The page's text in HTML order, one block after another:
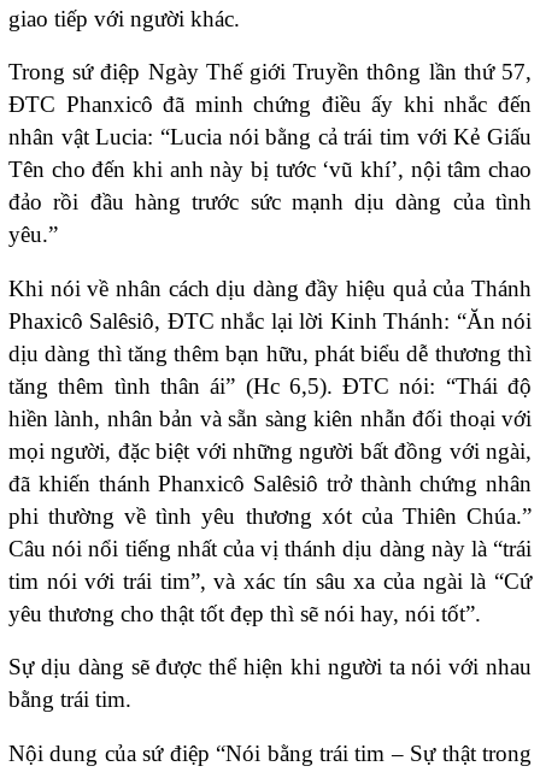
giao tiếp với người khác.
Trong sứ điệp Ngày Thế giới Truyền thông lần thứ 57,
ĐTC Phanxicô đã minh chứng điều ấy khi nhắc đến
nhân vật Lucia: “Lucia nói bằng cả trái tim với Kẻ Giấu
Tên cho đến khi anh này bị tước ‘vũ khí’, nội tâm chao
đảo rồi đầu hàng trước sức mạnh dịu dàng của tình
yêu.”
Khi nói về nhân cách dịu dàng đầy hiệu quả của Thánh
Phaxicô Salêsiô, ĐTC nhắc lại lời Kinh Thánh: “Ăn nói
dịu dàng thì tăng thêm bạn hữu, phát biểu dễ thương thì
tăng thêm tình thân ái” (Hc 6,5). ĐTC nói: “Thái độ
hiền lành, nhân bản và sẵn sàng kiên nhẫn đối thoại với
mọi người, đặc biệt với những người bất đồng với ngài,
đã khiến thánh Phanxicô Salêsiô trở thành chứng nhân
phi thường về tình yêu thương xót của Thiên Chúa.”
Câu nói nổi tiếng nhất của vị thánh dịu dàng này là “trái
tim nói với trái tim”, và xác tín sâu xa của ngài là “Cứ
yêu thương cho thật tốt đẹp thì sẽ nói hay, nói tốt”.
Sự dịu dàng sẽ được thể hiện khi người ta nói với nhau
bằng trái tim.
Nội dung của sứ điệp “Nói bằng trái tim – Sự thật trong